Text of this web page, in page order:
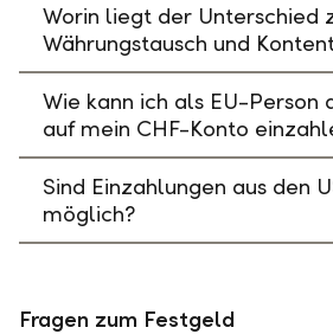
Worin liegt der Unterschied
Währungstausch und
Wie kann ich als EU-Person
auf mein CHF-Konto
Sind Einzahlungen aus den
möglich?
Fragen zum Festgeld